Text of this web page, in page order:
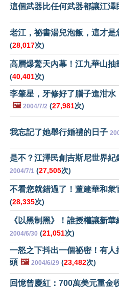
這個武器比任何武器都讓江澤
老江，祕書湯兒泡飯，這才是
(28,017次)
高層爆驚天內幕！江九華山抽
(40,401次)
李肇星，牙修好了腦子進泔水
🖼️ 2004/7/2 (27,981次)
我忘記了她舉行婚禮的日子
是不？江澤民創吉斯尼世界
2004/7/1 (27,505次)
不看您就錯過了！董建華和衆
(28,335次)
《以黑制黑》！誰授權讓新
2004/6/30 (21,051次)
一怒之下抖出一個祕密！有
頭 🖼️ 2004/6/29 (23,482次)
回憶曾慶紅：700萬美元重金